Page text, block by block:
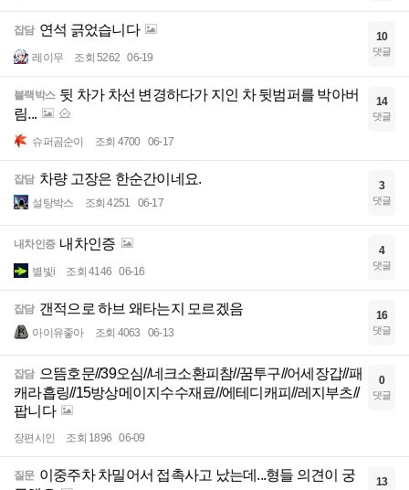
잡담 연석 긁었습니다
레이무 조회 5262 06-19
10
댓글
블랙박스 뒷 차가 차선 변경하다가 지인 차 뒷범퍼를 박아버
림...
슈퍼곰순이 조회 4700 06-17
14
댓글
잡담 차량 고장은 한순간이네요.
설탕박스 조회 4251 06-17
3
댓글
내차인증 내차인증
별빛i 조회 4146 06-16
4
댓글
잡담 갠적으로 하브 왜타는지 모르겠음
아이유좋아 조회 4063 06-13
16
댓글
잡담 으뜸호문//39오심//네크소환피참//꿈투구//어세장갑//패
캐라흡링//15방상메이지수수재료//에테디캐피//레지부츠//
팝니다
장편시인 조회 1896 06-09
0
댓글
질문 이중주차 차밀어서 접촉사고 났는데...형들 의견이 궁
13